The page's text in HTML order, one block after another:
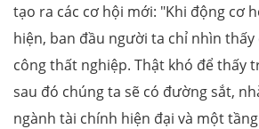
tạo ra các cơ hội mới: "Khi động cơ
hiện, ban đầu người ta chỉ nhìn
công thất nghiệp. Thật khó để thấy
sau đó chúng ta sẽ có đường sắt,
ngành tài chính hiện đại và một